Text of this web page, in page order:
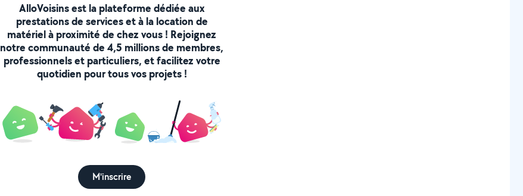
AlloVoisins est la plateforme dédiée aux
prestations de services et à la location de
matériel à proximité de chez vous ! Rejoignez
notre communauté de 4,5 millions de membres,
professionnels et particuliers, et facilitez votre
quotidien pour tous vos projets !
M'inscrire